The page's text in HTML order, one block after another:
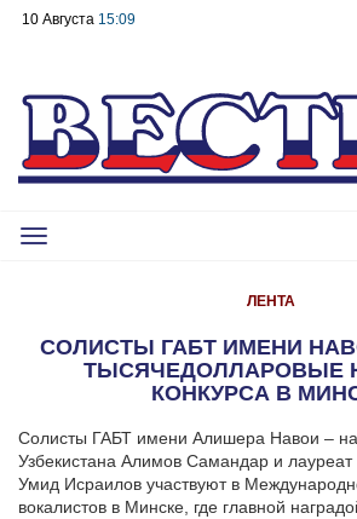
10 Августа 15:09
Toggle
ЛЕНТА
CОЛИСТЫ ГАБТ ИМЕНИ
ТЫСЯЧЕДОЛЛАРОВЫЕ
КОНКУРСА В
Солисты ГАБТ имени Алишера Навои –
Узбекистана Алимов Самандар и
Умид Исраилов участвуют в
вокалистов в Минске, где главной